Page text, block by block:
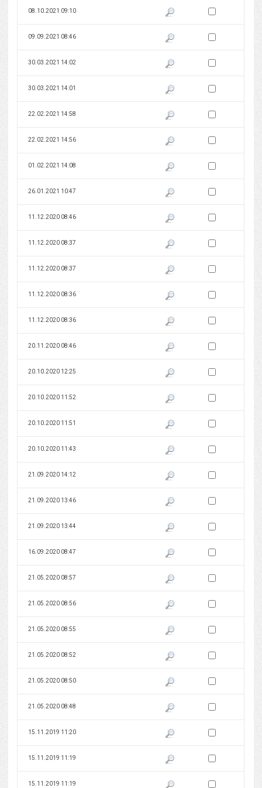
08.10.2021 09:10 Pokaż podgląd wersji z dnia
Zaznacz wersję do
09.09.2021 08:46 Pokaż podgląd wersji z dnia
Zaznacz wersję do
30.03.2021 14:02 Pokaż podgląd wersji z dnia
Zaznacz wersję do
30.03.2021 14:01 Pokaż podgląd wersji z dnia
Zaznacz wersję do
22.02.2021 14:58 Pokaż podgląd wersji z dnia
Zaznacz wersję do
22.02.2021 14:56 Pokaż podgląd wersji z dnia
Zaznacz wersję do
01.02.2021 14:08 Pokaż podgląd wersji z dnia
Zaznacz wersję do
26.01.2021 10:47 Pokaż podgląd wersji z dnia
Zaznacz wersję do
11.12.2020 08:46 Pokaż podgląd wersji z dnia
Zaznacz wersję do
11.12.2020 08:37 Pokaż podgląd wersji z dnia
Zaznacz wersję do
11.12.2020 08:37 Pokaż podgląd wersji z dnia
Zaznacz wersję do
11.12.2020 08:36 Pokaż podgląd wersji z dnia
Zaznacz wersję do
11.12.2020 08:36 Pokaż podgląd wersji z dnia
Zaznacz wersję do
20.11.2020 08:46 Pokaż podgląd wersji z dnia
Zaznacz wersję do
20.10.2020 12:25 Pokaż podgląd wersji z dnia
Zaznacz wersję do
20.10.2020 11:52 Pokaż podgląd wersji z dnia
Zaznacz wersję do
20.10.2020 11:51 Pokaż podgląd wersji z dnia
Zaznacz wersję do
20.10.2020 11:43 Pokaż podgląd wersji z dnia
Zaznacz wersję do
21.09.2020 14:12 Pokaż podgląd wersji z dnia
Zaznacz wersję do
21.09.2020 13:46 Pokaż podgląd wersji z dnia
Zaznacz wersję do
21.09.2020 13:44 Pokaż podgląd wersji z dnia
Zaznacz wersję do
16.09.2020 08:47 Pokaż podgląd wersji z dnia
Zaznacz wersję do
21.05.2020 08:57 Pokaż podgląd wersji z dnia
Zaznacz wersję do
21.05.2020 08:56 Pokaż podgląd wersji z dnia
Zaznacz wersję do
21.05.2020 08:55 Pokaż podgląd wersji z dnia
Zaznacz wersję do
21.05.2020 08:52 Pokaż podgląd wersji z dnia
Zaznacz wersję do
21.05.2020 08:50 Pokaż podgląd wersji z dnia
Zaznacz wersję do
21.05.2020 08:48 Pokaż podgląd wersji z dnia
Zaznacz wersję do
15.11.2019 11:20 Pokaż podgląd wersji z dnia
Zaznacz wersję do
15.11.2019 11:19 Pokaż podgląd wersji z dnia
Zaznacz wersję do
15.11.2019 11:19 Pokaż podgląd wersji z dnia
Zaznacz wersję do